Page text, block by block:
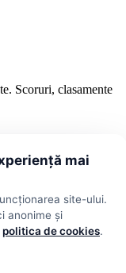
Scoruri, clasamente
mai
site-ului.
anonime și
politica de cookies.